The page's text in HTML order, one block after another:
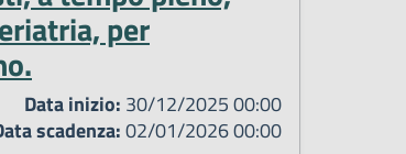
per
Data inizio: 30/12/2025 00:00
scadenza:02/01/2026 00:00